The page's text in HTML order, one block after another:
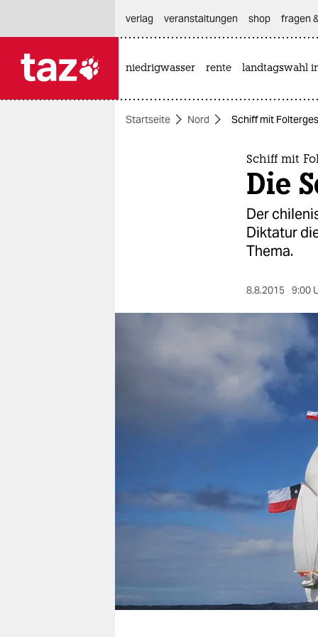
themen
fragen & hilfe
genossenschaft
verlag
veranstaltungen shop fragen
niedrigwasser rente landtagswahl
Startseite Nord Schiff mit
Schiff mit
Die
Der
Diktatur
Thema.
8.8.2015 9:00